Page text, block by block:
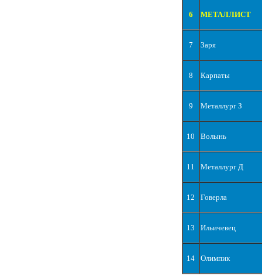
6 МЕТАЛЛИСТ
7 Заря
8 Карпаты
9 Металлург З
10 Волынь
11 Металлург Д
12 Говерла
13 Ильичевец
14 Олимпик